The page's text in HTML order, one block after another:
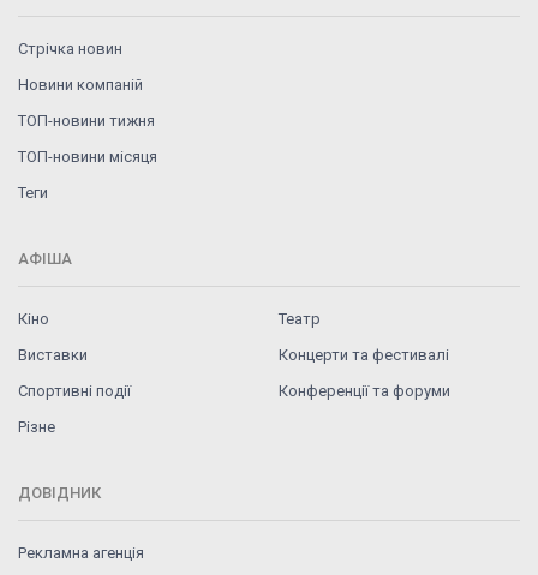
Стрічка новин
Новини компаній
ТОП-новини тижня
ТОП-новини місяця
Теги
АФІША
Кіно
Театр
Виставки
Концерти та фестивалі
Спортивні події
Конференції та форуми
Різне
ДОВІДНИК
Рекламна агенція